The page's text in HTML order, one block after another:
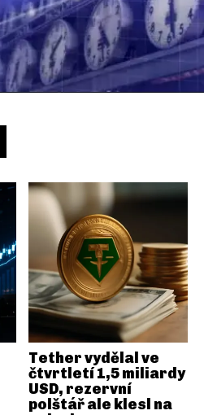
Tether vydělal ve
čtvrtletí 1,5 miliardy
USD, rezervní
polštář ale klesl na